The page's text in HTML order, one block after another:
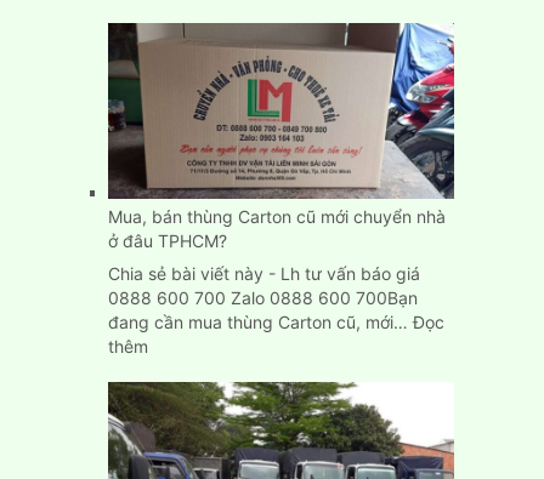
thuê
xe
tải
chở
hàng
giá
rẻ
tại
Mua, bán thùng Carton cũ mới chuyển nhà
ở đâu TPHCM?
Chia sẻ bài viết này - Lh tư vấn báo giá
0888 600 700 Zalo 0888 600 700Bạn
đang cần mua thùng Carton cũ, mới…Đọc
thêm:
bán
thùng
Carton
cũ